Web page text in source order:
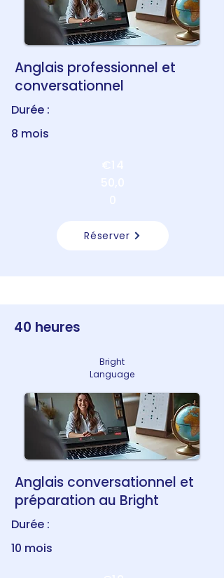
Anglais professionnel et
conversationnel
Durée :
8 mois
Réserver
40 heures
Bright
Language
Anglais conversationnel et
préparation au Bright
Durée :
10 mois